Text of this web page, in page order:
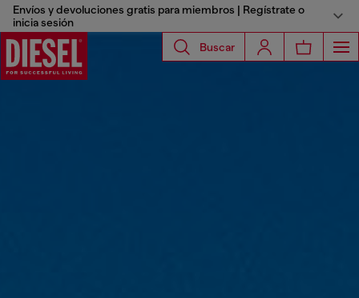
Envíos y devoluciones gratis para miembros | Regístrate o
inicia sesión
Buscar